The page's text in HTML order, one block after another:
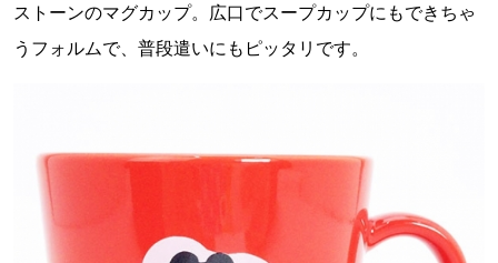
ストーンのマグカップ。広口でスープカップにもできちゃ
うフォルムで、普段遣いにもピッタリです。